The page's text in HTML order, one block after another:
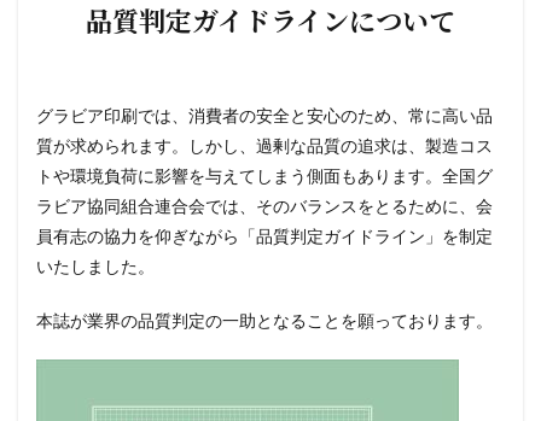
品質判定ガイドラインについて
グラビア印刷では、消費者の安全と安心のため、常に高い品
質が求められます。しかし、過剰な品質の追求は、製造コス
トや環境負荷に影響を与えてしまう側面もあります。全国グ
ラビア協同組合連合会では、そのバランスをとるために、会
員有志の協力を仰ぎながら「品質判定ガイドライン」を制定
いたしました。
本誌が業界の品質判定の一助となることを願っております。